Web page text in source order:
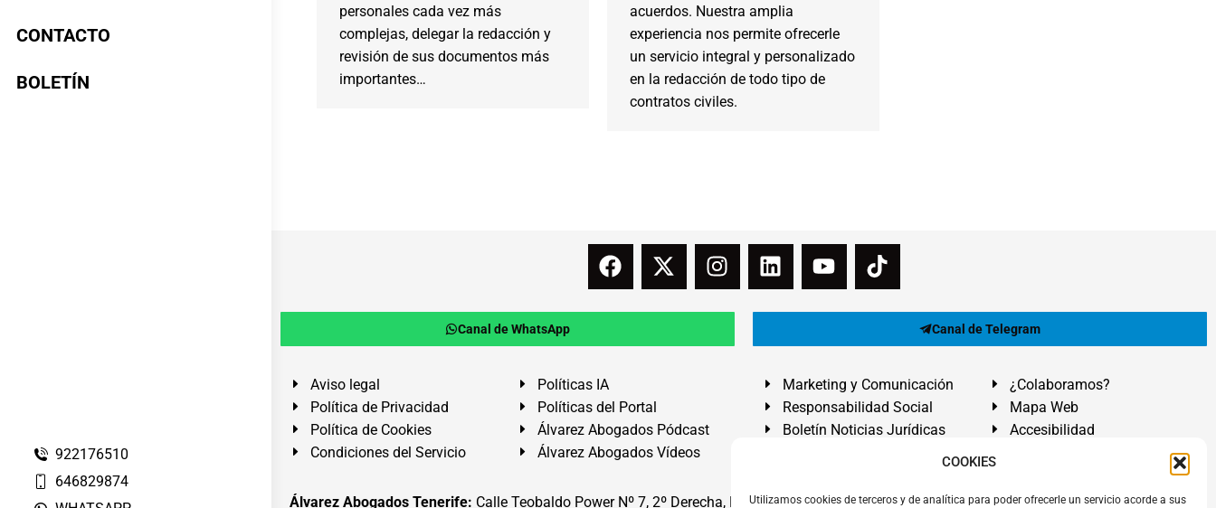
COOKIES
Utilizamos cookies de terceros y de analítica para poder ofrecerle un servicio acorde a sus
CONTACTO
BOLETÍN
922176510
646829874
personales cada vez más
complejas, delegar la redacción y
revisión de sus documentos más
importantes…
acuerdos. Nuestra amplia
experiencia nos permite ofrecerle
un servicio integral y personalizado
en la redacción de todo tipo de
contratos civiles.
Canal de WhatsApp Canal de Telegram
Aviso legal
Política de Privacidad
Política de Cookies
Condiciones del Servicio
Políticas IA
Políticas del Portal
Álvarez Abogados Pódcast
Álvarez Abogados Vídeos
Marketing y Comunicación
Responsabilidad Social
Boletín Noticias Jurídicas
¿Colaboramos?
Mapa Web
Accesibilidad
Álvarez Abogados Tenerife: Calle Teobaldo Power Nº 7, 2º Derecha, El Médano, Granadilla de Abona, Santa Cruz de Tenerife. Islas Canarias.